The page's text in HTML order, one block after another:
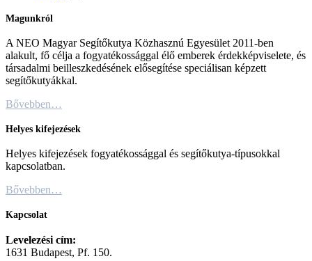
Magunkról
A NEO Magyar Segítőkutya Közhasznú Egyesület 2011-ben
alakult, fő célja a fogyatékossággal élő emberek érdekképviselete, és
társadalmi beilleszkedésének elősegítése speciálisan képzett
segítőkutyákkal.
Bővebben…
Helyes kifejezések
Helyes kifejezések fogyatékossággal és segítőkutya-típusokkal
kapcsolatban.
Bővebben…
Kapcsolat
Levelezési cím:
1631 Budapest, Pf. 150.